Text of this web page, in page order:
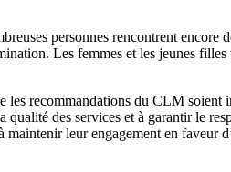
personnes rencontrent
Les femmes et les jeunes
recommandations du CLM
des services et à garantir le
leur engagement en